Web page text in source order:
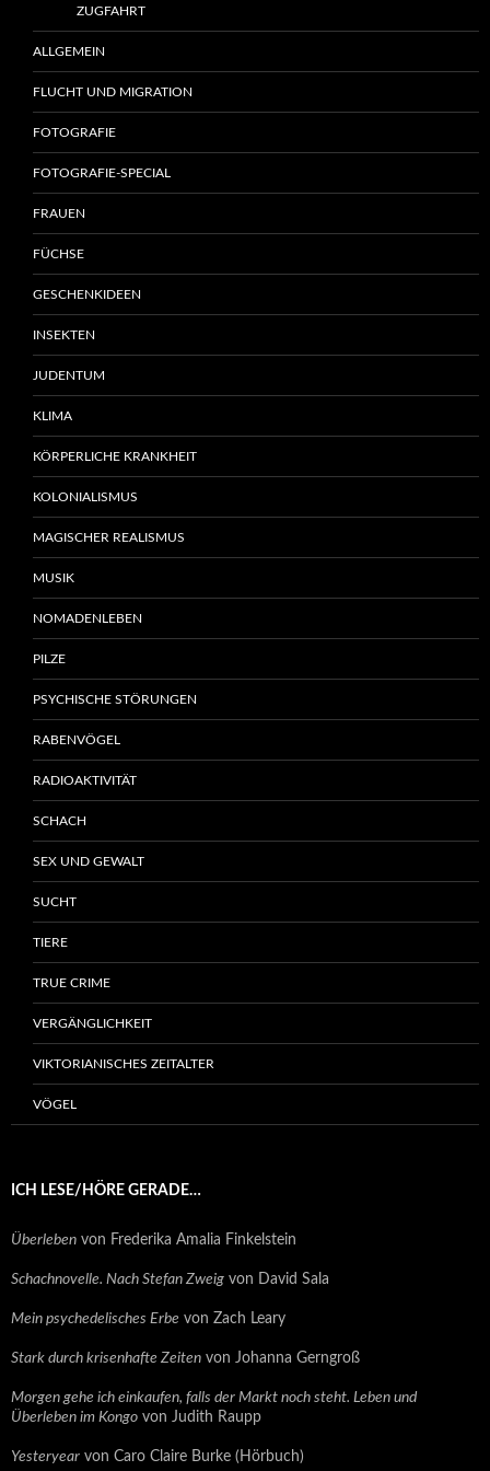
ZUGFAHRT
ALLGEMEIN
FLUCHT UND MIGRATION
FOTOGRAFIE
FOTOGRAFIE-SPECIAL
FRAUEN
FÜCHSE
GESCHENKIDEEN
INSEKTEN
JUDENTUM
KLIMA
KÖRPERLICHE KRANKHEIT
KOLONIALISMUS
MAGISCHER REALISMUS
MUSIK
NOMADENLEBEN
PILZE
PSYCHISCHE STÖRUNGEN
RABENVÖGEL
RADIOAKTIVITÄT
SCHACH
SEX UND GEWALT
SUCHT
TIERE
TRUE CRIME
VERGÄNGLICHKEIT
VIKTORIANISCHES ZEITALTER
VÖGEL
ICH LESE/HÖRE GERADE…
Überleben von Frederika Amalia Finkelstein
Schachnovelle. Nach Stefan Zweig von David Sala
Mein psychedelisches Erbe von Zach Leary
Stark durch krisenhafte Zeiten von Johanna Gerngroß
Morgen gehe ich einkaufen, falls der Markt noch steht. Leben und
Überleben im Kongo von Judith Raupp
Yesteryear von Caro Claire Burke (Hörbuch)